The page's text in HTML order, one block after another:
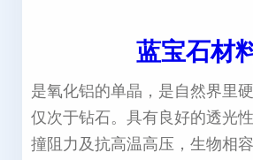
蓝宝石材
是氧化铝的单晶，是自然界里
仅次于钻石。具有良好的透光
撞阻力及抗高温高压，生物相